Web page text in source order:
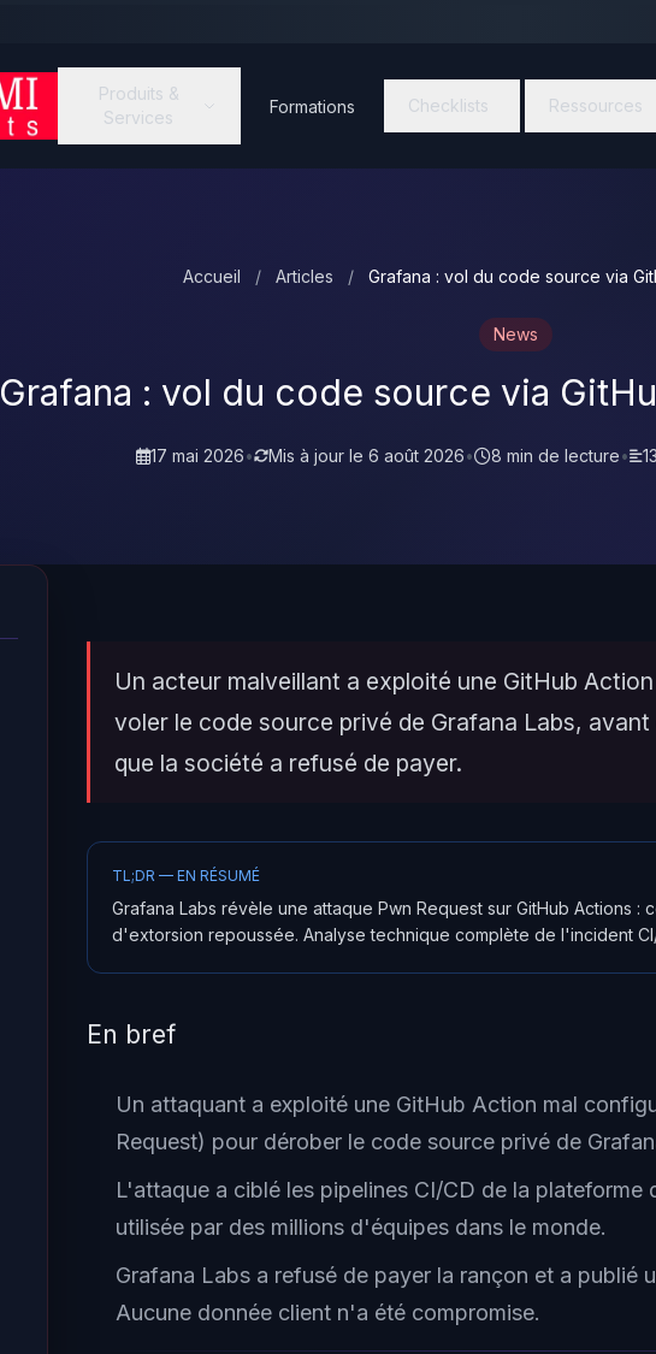
Produits &
Services
Formations Checklists Ressources
Accueil / Articles / Grafana : vol du code source via
News
Grafana : vol du code source via
17 mai 2026• Mis à jour le 6 août 2026• 8 min de lecture•
Un acteur malveillant a exploité une GitHub
voler le code source privé de Grafana Labs,
que la société a refusé de payer.
TL;DR — EN RÉSUMÉ
Grafana Labs révèle une attaque Pwn Request sur GitHub Actions :
d'extorsion repoussée. Analyse technique complète de l'incident
En bref
Un attaquant a exploité une GitHub Action mal
Request) pour dérober le code source privé de
L'attaque a ciblé les pipelines CI/CD de la
utilisée par des millions d'équipes dans le monde.
Grafana Labs a refusé de payer la rançon et a publié
Aucune donnée client n'a été compromise.